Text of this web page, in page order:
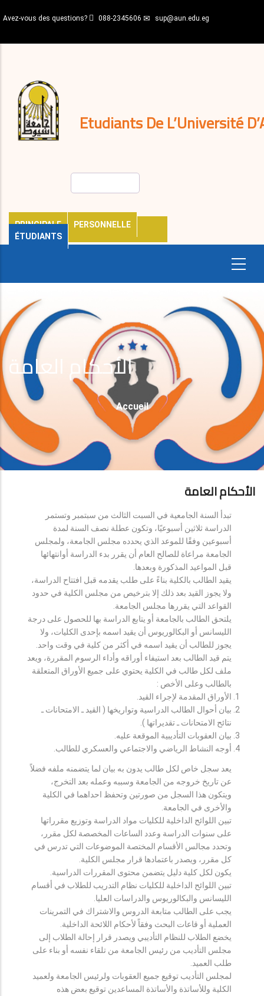
au
principal
Avez-vous des questions? 088-2345606 sup@aun.edu.eg
Etudiants De L’Université
PRINCIPALE
PERSONNELLE
ÉTUDIANTS
décisions
Expatriés
Journal
الأحكام العامة
Fil
D'Ariane
Accueil
الأحكام العامة
تبدأ السنة الجامعية في السبت الثالث من سبتمبر وتستمر
الدراسة ثلاثين أسبوعيًا، وتكون عطلة نصف السنة لمدة
أسبوعين وفقًا للموعد الذي يحدده مجلس الجامعة، ولمجلس
الجامعة مراعاة للصالح العام أن يقرر بدء الدراسة أوانتهائها
قبل المواعيد المذكورة وبعدها.
يقيد الطالب بالكلية بناءً على طلب يقدمه قبل افتتاح الدراسة،
ولا يجوز القيد بعد ذلك إلا بترخيص من مجلس الكلية في حدود
القواعد التي يقررها مجلس الجامعة.
يلتحق الطالب بالجامعة أو يتابع الدراسة بها للحصول على درجة
الليسانس أو البكالوريوس أن يقيد اسمه بإحدى الكليات، ولا
يجوز للطالب أن يقيد اسمه في أكثر من كلية في وقت واحد.
يتم قيد الطالب بعد استيفاء أوراقه وأداء الرسوم المقررة، ويعد
ملف لكل طالب في الكلية يحتوي على جميع الأوراق المتعلقة
بالطالب وعلى الأخص :
الأوراق المقدمة لإجراء القيد.
بيان أحوال الطالب الدراسية وتواريخها ( القيد ـ الامتحانات ـ
نتائح الامتحانات ـ تقديراتها ).
بيان العقوبات التأديبية الموقعة عليه.
أوجه النشاط الرياضي والاجتماعي والعسكري للطالب.
يعد سجل خاص لكل طالب يدون به بيان لما يتضمنه ملفه فضلاً
عن تاريخ خروجه من الجامعة وسببه وعمله بعد التخرج،
ويتكون هذا السجل من صورتين وتحفظ احداهما في الكلية
والأخرى في الجامعة.
تبين اللوائح الداخلية للكليات مواد الدراسة وتوزيع مقرراتها
على سنوات الدراسة وعدد الساعات المخصصة لكل مقرر،
وتحدد مجالس الأقسام المختصة الموضوعات التي تدرس في
كل مقرر، ويصدر باعتمادها قرار مجلس الكلية.
يكون لكل كلية دليل يتضمن محتوى المقررات الدراسية.
تبين اللوائح الداخلية للكليات نظام التدريب للطلاب في أقسام
الليسانس والبكالوريوس والدراسات العليا.
يجب على الطالب متابعة الدروس والاشتراك في التمرينات
العملية أو قاعات البحث وفقاً لأحكام اللائحة الداخلية.
يخضع الطلاب للنظام التأديبي ويصدر قرار إحالة الطلاب إلى
مجلس التأديب من رئيس الجامعة من تلقاء نفسه أو بناء على
طلب العميد.
لمجلس التأديب توقيع جميع العقوبات ولرئيس الجامعة ولعميد
الكلية وللأساتذة والأساتذة المساعدين توقيع بعض هذه